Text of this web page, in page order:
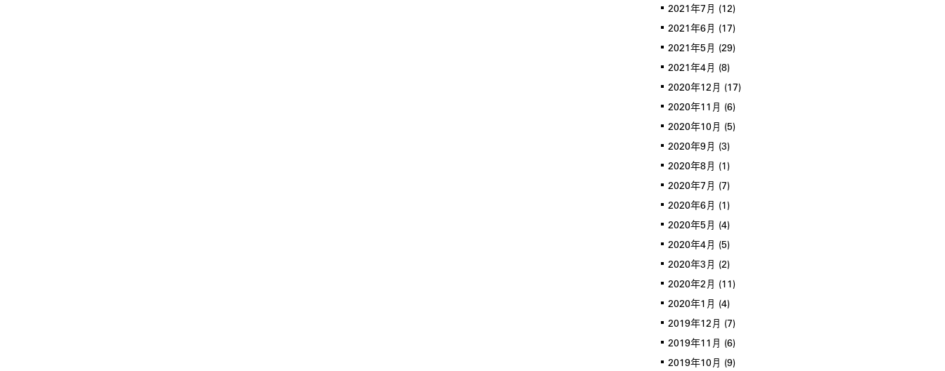
2021年7月 (12)
2021年6月 (17)
2021年5月 (29)
2021年4月 (8)
2020年12月 (17)
2020年11月 (6)
2020年10月 (5)
2020年9月 (3)
2020年8月 (1)
2020年7月 (7)
2020年6月 (1)
2020年5月 (4)
2020年4月 (5)
2020年3月 (2)
2020年2月 (11)
2020年1月 (4)
2019年12月 (7)
2019年11月 (6)
2019年10月 (9)